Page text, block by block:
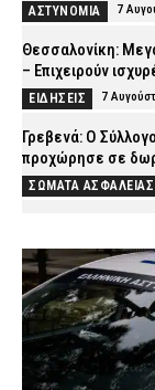
ΑΣΤΥΝΟΜΙΑ 7
Θεσσαλονίκη:
– Επιχειρούν
ΕΙΔΗΣΕΙΣ 7
Γρεβενά: Ο
προχώρησε σε
ΣΩΜΑΤΑ ΑΣΦΑΛΕΙΑΣ
«Παραμείνετε σε
ΕΙΔΗΣΕΙΣ 7
Πιερία:
αντικείμενα
ΑΣΤΥΝΟΜΙΑ 7